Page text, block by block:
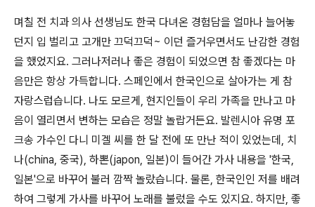
며칠 전 치과 의사 선생님도 한국 다녀온 경험담을 얼마나 늘어놓
던지 입 벌리고 고개만 끄덕끄덕~ 이 던 즐거우면서도 난감한 경험
을 했었지요. 그러나저러나 좋은 경험이 되었으면 참 좋겠다는 마
음만은 항상 가득합니다. 스페인에서 한국인으로 살아가는 게 참
자랑스럽습니다. 나도 모르게 , 현지인들이 우리 가족을 만나고 마
음이 열리면서 변하는 모습은 정말 놀랍거든요. 발렌시아 유명 포
크송 가수인 다니 미겔 씨를 한 달 전에 또 만난 적이 있었는데, 치
나(china, 중국), 하뽄(japon, 일본)이 들어간 가사 내용을 '한국,
일본'으로 바꾸어 불러 깜짝 놀랐습니다. 물론, 한국인인 저를 배려
하여 그렇게 가사를 바꾸어 노래를 불렀을 수도 있지요. 하지만, 좋